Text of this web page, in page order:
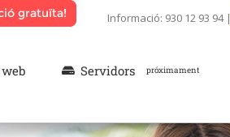
Informació: 930 12 93 94 |
Servidors próximament